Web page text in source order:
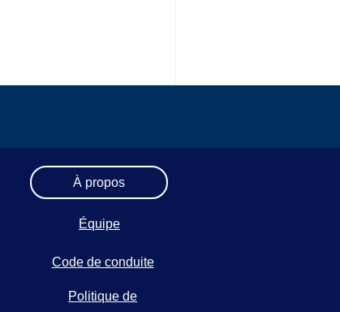
À propos
Équipe
Code de conduite
Politique de